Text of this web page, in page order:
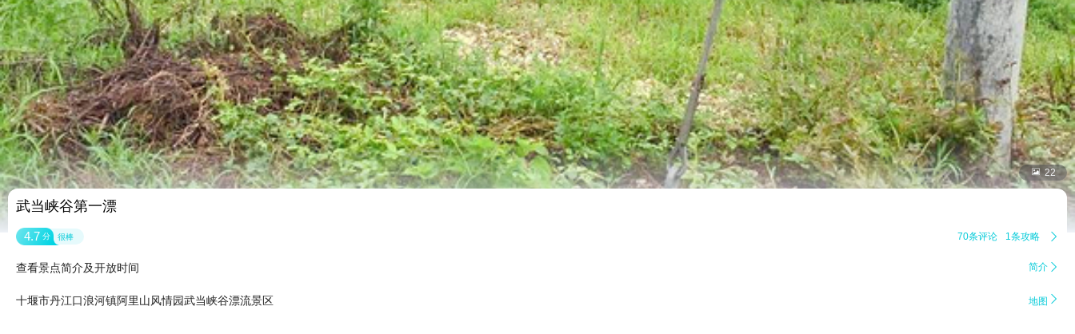
 22
武当峡谷第一漂
4.7 分 很棒 70条评论 1条攻略 
查看景点简介及开放时间 简介 
十堰市丹江口浪河镇阿里山风情园武当峡谷漂流景区 地图 